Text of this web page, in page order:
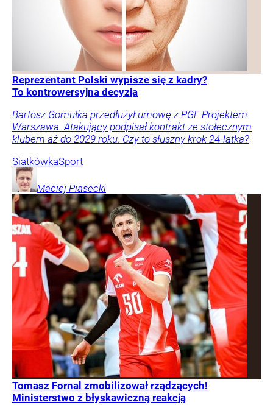
Reprezentant Polski wypisze się z kadry?
To kontrowersyjna decyzja
Bartosz Gomułka przedłużył umowę z PGE Projektem
Warszawa. Atakujący podpisał kontrakt ze stołecznym
klubem aż do 2029 roku. Czy to słuszny krok 24-latka?
SiatkówkaSport
Maciej Piasecki
Tomasz Fornal zmobilizował rządzących!
Ministerstwo z błyskawiczną reakcją